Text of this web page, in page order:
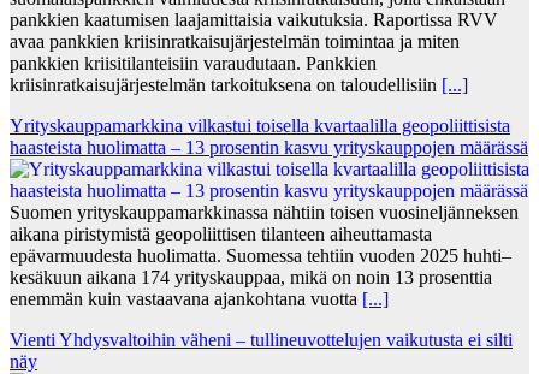
pankkien kaatumisen laajamittaisia vaikutuksia. Raportissa RVV
avaa pankkien kriisinratkaisujärjestelmän toimintaa ja miten
pankkien kriisitilanteisiin varaudutaan. Pankkien
kriisinratkaisujärjestelmän tarkoituksena on taloudellisiin [...]
Yrityskauppamarkkina vilkastui toisella kvartaalilla geopoliittisista
haasteista huolimatta – 13 prosentin kasvu yrityskauppojen määrässä
Suomen yrityskauppamarkkinassa nähtiin toisen vuosineljänneksen
aikana piristymistä geopoliittisen tilanteen aiheuttamasta
epävarmuudesta huolimatta. Suomessa tehtiin vuoden 2025 huhti–
kesäkuun aikana 174 yrityskauppaa, mikä on noin 13 prosenttia
enemmän kuin vastaavana ajankohtana vuotta [...]
Vienti Yhdysvaltoihin väheni – tullineuvottelujen vaikutusta ei silti
näy